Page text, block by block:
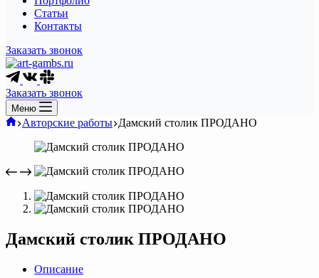
Статьи
Контакты
Заказать звонок
Заказать звонок
Меню
Главная
Авторские работы Дамский столик ПРОДАНО
Дамский столик ПРОДАНО
Описание